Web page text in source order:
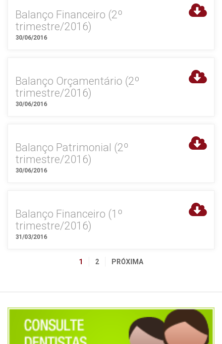
Balanço Financeiro (2º
trimestre/2016)
30/06/2016
Balanço Orçamentário (2º
trimestre/2016)
30/06/2016
Balanço Patrimonial (2º
trimestre/2016)
30/06/2016
Balanço Financeiro (1º
trimestre/2016)
31/03/2016
1 2 PRÓXIMA